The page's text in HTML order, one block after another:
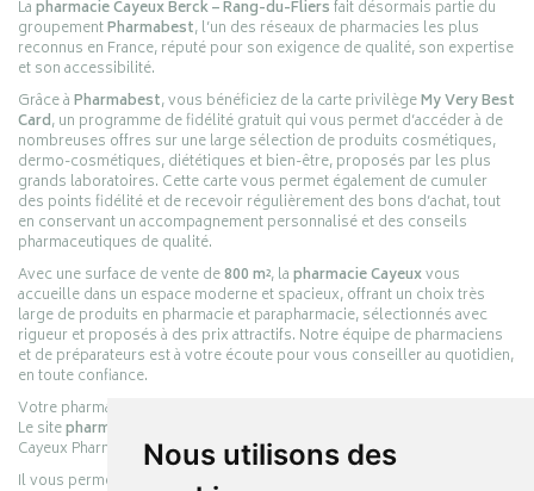
Nous utilisons des
Lapharmacie Cayeux Berck – Rang-du-Fliersfait désormais partie du
groupementPharmabest, l’un des réseaux de pharmacies les plus
reconnus en France, réputé pour son exigence de qualité, son expertise
et son accessibilité.
Grâce àPharmabest, vous bénéficiez de la carte privilègeMy Very Best
Card, un programme de fidélité gratuit qui vous permet d’accéder à de
nombreuses offres sur une large sélection de produits cosmétiques,
dermo-cosmétiques, diététiques et bien-être, proposés par les plus
grands laboratoires. Cette carte vous permet également de cumuler
des points fidélité et de recevoir régulièrement des bons d’achat, tout
en conservant un accompagnement personnalisé et des conseils
pharmaceutiques de qualité.
Avec une surface de vente de800 m², lapharmacie Cayeuxvous
accueille dans un espace moderne et spacieux, offrant un choix très
large de produits en pharmacie et parapharmacie, sélectionnés avec
rigueur et proposés à des prix attractifs. Notre équipe de pharmaciens
et de préparateurs est à votre écoute pour vous conseiller au quotidien,
en toute confiance.
Votre pharmacie en ligne :
Le sitepharmacie-cayeux.fr
Cayeux Pharmabest Berck-sur-Mer – Rang-du-Fliers.
Il vous permet de réaliser vos achats en ligne parmi des milliers de